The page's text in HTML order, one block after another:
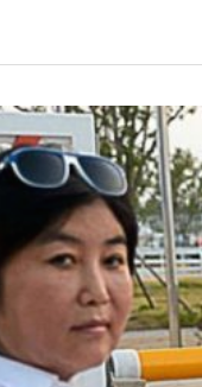
서움을 모르는가.